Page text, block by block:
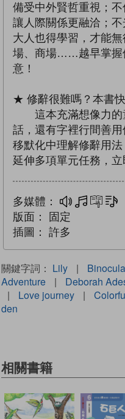
備受中外賢哲重視；
讓人際關係更融洽；
大人也得學習，才能
場、商場……越早掌握
意！
★ 修辭很難嗎？本書快
這本充滿想像力的
話，還有字裡行間善
移默化中理解修辭用
延伸多項單元任務，立
多媒體： 多媒體
互
版面：
固定
插圖：
許多
關鍵字詞： Lily |
Adventure
| Deborah
|
Love journey |
den
相關書籍